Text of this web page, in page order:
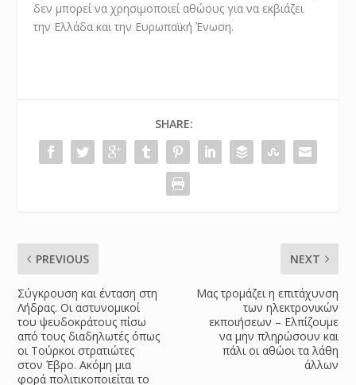
δεν μπορεί να χρησιμοποιεί αθώους για να εκβιάζει
την Ελλάδα και την Ευρωπαϊκή Ένωση.
SHARE:
PREVIOUS
Σύγκρουση και ένταση στη
Λήδρας. Οι αστυνομικοί
του ψευδοκράτους πίσω
από τους διαδηλωτές όπως
οι Τούρκοι στρατιώτες
στον Έβρο. Ακόμη μια
φορά πολιτικοποιείται το
NEXT
Μας τρομάζει η επιτάχυνση
των ηλεκτρονικών
εκποιήσεων – Ελπίζουμε
να μην πληρώσουν και
πάλι οι αθώοι τα λάθη
άλλων